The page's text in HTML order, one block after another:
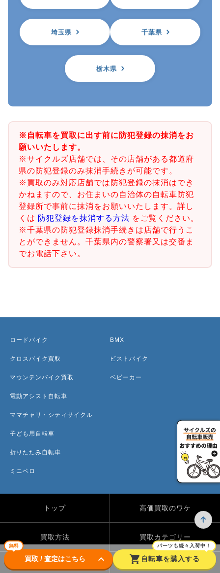
埼玉県 千葉県
栃木県
※自転車を買取に出す前に防犯登録の抹消をお
願いいたします。
※サイクルズ店舗では、その店舗がある都道府
県の防犯登録のみ抹消手続きが可能です。
※買取のみ対応店舗では防犯登録の抹消はでき
かねますので、お住まいの自治体の自転車防犯
登録所で事前に抹消をお願いいたします。詳し
くは 防犯登録を抹消する方法 をご覧ください。
※千葉県の防犯登録抹消手続きは店舗で行うこ
とができません。千葉県内の警察署又は交番ま
でお電話下さい。
無料
買取 / 査定はこちら keyboard_arrow_down shopping_cart
パーツも続々入荷中！
自転車を購入する
ロードバイク
クロスバイク買取
マウンテンバイク買取
電動アシスト自転車
ママチャリ・シティサイクル
子ども用自転車
折りたたみ自転車
ミニベロ
BMX
ピストバイク
ベビーカー
トップ 高価買取のワケ
買取方法 買取カテゴリー